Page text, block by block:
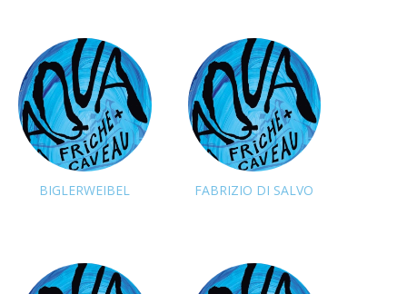
BIGLERWEIBEL FABRIZIO DI SALVO